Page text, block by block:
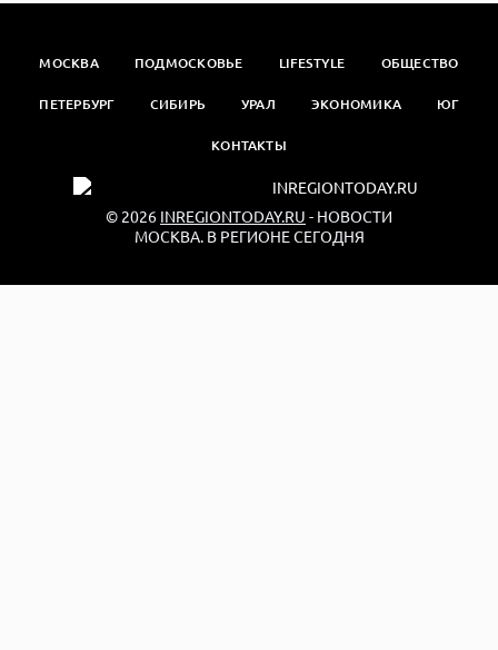
МОСКВА ПОДМОСКОВЬЕ LIFESTYLE ОБЩЕСТВО
ПЕТЕРБУРГ СИБИРЬ УРАЛ ЭКОНОМИКА ЮГ
КОНТАКТЫ
© 2026 INREGIONTODAY.RU - НОВОСТИ
МОСКВА. В РЕГИОНЕ СЕГОДНЯ